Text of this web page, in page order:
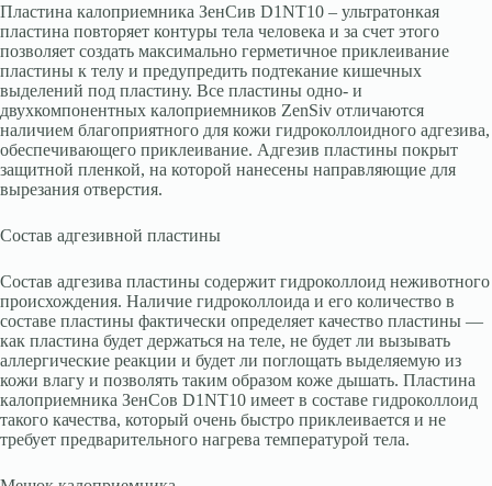
Пластина калоприемника ЗенСив D1NT10 – ультратонкая
пластина повторяет контуры тела человека и за счет этого
позволяет создать максимально герметичное приклеивание
пластины к телу и предупредить подтекание кишечных
выделений под пластину. Все пластины одно- и
двухкомпонентных калоприемников ZenSiv отличаются
наличием благоприятного для кожи гидроколлоидного адгезива,
обеспечивающего приклеивание. Адгезив пластины покрыт
защитной пленкой, на которой нанесены направляющие для
вырезания отверстия.
Состав адгезивной пластины
Состав адгезива пластины содержит гидроколлоид неживотного
происхождения. Наличие гидроколлоида и его количество в
составе пластины фактически определяет качество пластины —
как пластина будет держаться на теле, не будет ли вызывать
аллергические реакции и будет ли поглощать выделяемую из
кожи влагу и позволять таким образом коже дышать. Пластина
калоприемника ЗенСов D1NT10 имеет в составе гидроколлоид
такого качества, который очень быстро приклеивается и не
требует предварительного нагрева температурой тела.